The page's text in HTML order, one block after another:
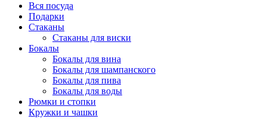
Вся посуда
Подарки
Стаканы
Стаканы для виски
Бокалы
Бокалы для вина
Бокалы для шампанского
Бокалы для пива
Бокалы для воды
Рюмки и стопки
Кружки и чашки